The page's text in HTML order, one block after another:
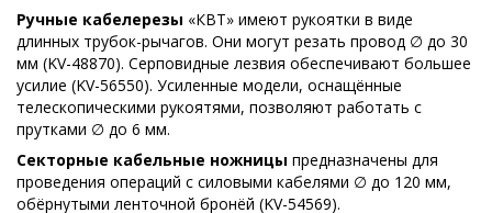
Ручные кабелерезы «КВТ» имеют рукоятки в виде
длинных трубок-рычагов. Они могут резать провод ∅ до 30
мм (KV-48870). Серповидные лезвия обеспечивают большее
усилие (KV-56550). Усиленные модели, оснащённые
телескопическими рукоятями, позволяют работать с
прутками ∅ до 6 мм.
Секторные кабельные ножницы предназначены для
проведения операций с силовыми кабелями ∅ до 120 мм,
обёрнутыми ленточной бронёй (KV-54569).